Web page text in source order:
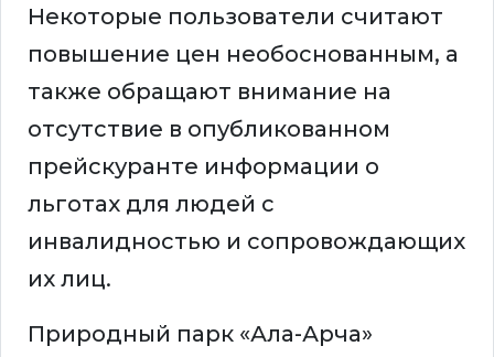
Некоторые пользователи считают
повышение цен необоснованным, а
также обращают внимание на
отсутствие в опубликованном
прейскуранте информации о
льготах для людей с
инвалидностью и сопровождающих
их лиц.
Природный парк «Ала-Арча»